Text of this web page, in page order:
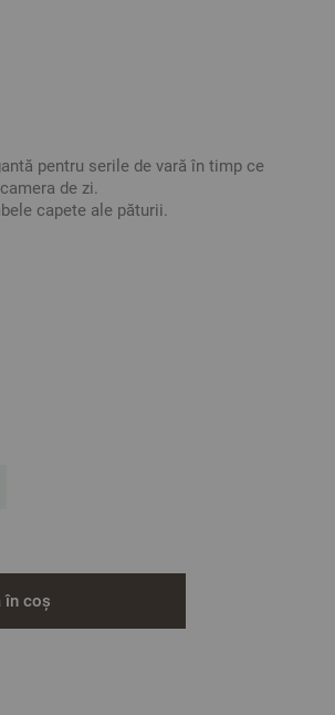
pentru serile de vară în timp ce
de zi.
capete ale păturii.
culoarea sau tonalitatea.
în coș